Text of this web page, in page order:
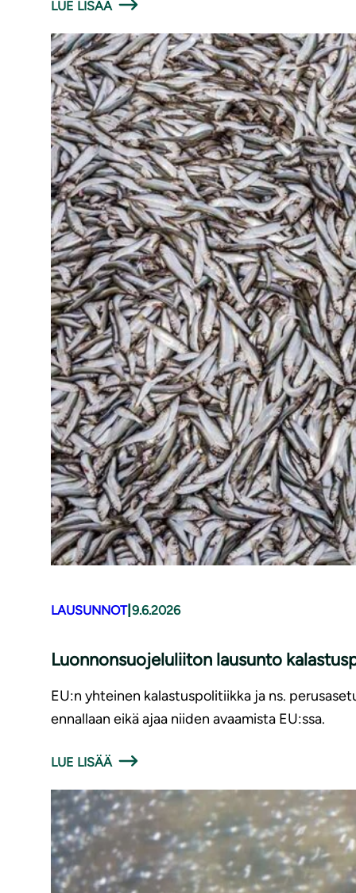
LUE LISÄÄ
LAUSUNNOT| 9.6.2026
Luonnonsuojeluliiton lausunto
EU:n yhteinen kalastuspolitiikka ja ns.
ennallaan eikä ajaa niiden avaamista EU:ssa.
LUE LISÄÄ